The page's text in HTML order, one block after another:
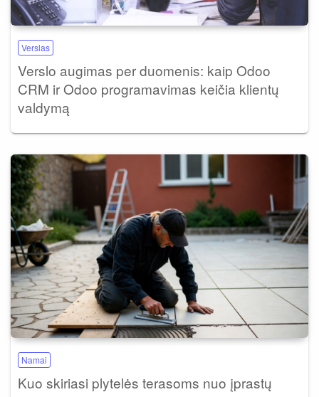
Verslas
Verslo augimas per duomenis: kaip Odoo
CRM ir Odoo programavimas keičia klientų
valdymą
Namai
Kuo skiriasi plytelės terasoms nuo įprastų